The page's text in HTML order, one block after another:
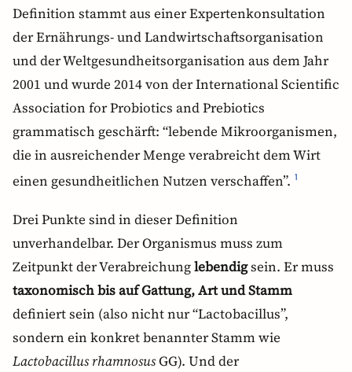
Definition stammt aus einer Expertenkonsultation
der Ernährungs- und Landwirtschaftsorganisation
und der Weltgesundheitsorganisation aus dem Jahr
2001 und wurde 2014 von der International Scientific
Association for Probiotics and Prebiotics
grammatisch geschärft: “lebende Mikroorganismen,
die in ausreichender Menge verabreicht dem Wirt
einen gesundheitlichen Nutzen verschaffen”. 1
Drei Punkte sind in dieser Definition
unverhandelbar. Der Organismus muss zum
Zeitpunkt der Verabreichunglebendigsein. Er muss
taxonomisch bis auf Gattung, Art und Stamm
definiert sein (also nicht nur “Lactobacillus”,
sondern ein konkret benannter Stamm wie
Lactobacillus rhamnosusGG). Und der